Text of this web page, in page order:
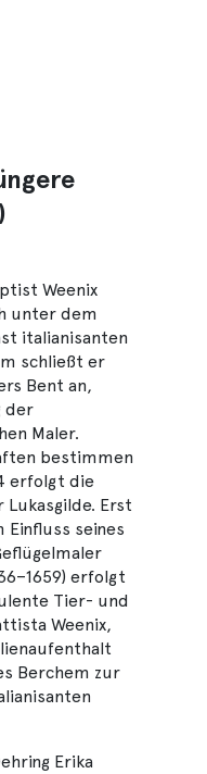
Weenix
unter dem
italianisanten
schließt er
Bent an,
der
Maler.
bestimmen
erfolgt die
Erst
Einfluss seines
erfolgt
Tier- und
Weenix,
Berchem zur
Erika